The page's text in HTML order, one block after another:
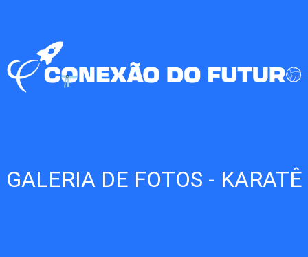
GALERIA DE FOTOS - KARATÊ